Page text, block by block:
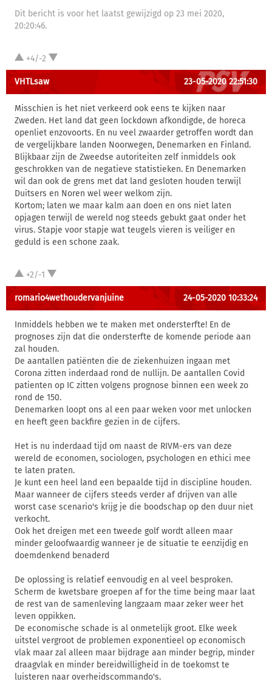
Dit bericht is voor het laatst gewijzigd op 23 mei 2020,
20:20:46.
+4/-2
VHTLsaw 23-05-2020 22:51:30
Misschien is het niet verkeerd ook eens te kijken naar
Zweden. Het land dat geen lockdown afkondigde, de horeca
openliet enzovoorts. En nu veel zwaarder getroffen wordt dan
de vergelijkbare landen Noorwegen, Denemarken en Finland.
Blijkbaar zijn de Zweedse autoriteiten zelf inmiddels ook
geschrokken van de negatieve statistieken. En Denemarken
wil dan ook de grens met dat land gesloten houden terwijl
Duitsers en Noren wel weer welkom zijn.
Kortom; laten we maar kalm aan doen en ons niet laten
opjagen terwijl de wereld nog steeds gebukt gaat onder het
virus. Stapje voor stapje wat teugels vieren is veiliger en
geduld is een schone zaak.
+2/-1
romario4wethoudervanjuine 24-05-2020 10:33:24
Inmiddels hebben we te maken met ondersterfte! En de
prognoses zijn dat die ondersterfte de komende periode aan
zal houden.
De aantallen patiënten die de ziekenhuizen ingaan met
Corona zitten inderdaad rond de nullijn. De aantallen Covid
patienten op IC zitten volgens prognose binnen een week zo
rond de 150.
Denemarken loopt ons al een paar weken voor met unlocken
en heeft geen backfire gezien in de cijfers.
Het is nu inderdaad tijd om naast de RIVM-ers van deze
wereld de economen, sociologen, psychologen en ethici mee
te laten praten.
Je kunt een heel land een bepaalde tijd in discipline houden.
Maar wanneer de cijfers steeds verder af drijven van alle
worst case scenario's krijg je die boodschap op den duur niet
verkocht.
Ook het dreigen met een tweede golf wordt alleen maar
minder geloofwaardig wanneer je de situatie te eenzijdig en
doemdenkend benaderd
De oplossing is relatief eenvoudig en al veel besproken.
Scherm de kwetsbare groepen af for the time being maar laat
de rest van de samenleving langzaam maar zeker weer het
leven oppikken.
De economische schade is al onmetelijk groot. Elke week
uitstel vergroot de problemen exponentieel op economisch
vlak maar zal alleen maar bijdrage aan minder begrip, minder
draagvlak en minder bereidwilligheid in de toekomst te
luisteren naar overheidscommando's.